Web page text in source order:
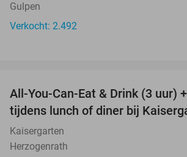
Gulpen
Verkocht: 2.492
All-You-Can-Eat & Drink (3 uur)
tijdens lunch of diner bij
Kaisergarten
Herzogenrath